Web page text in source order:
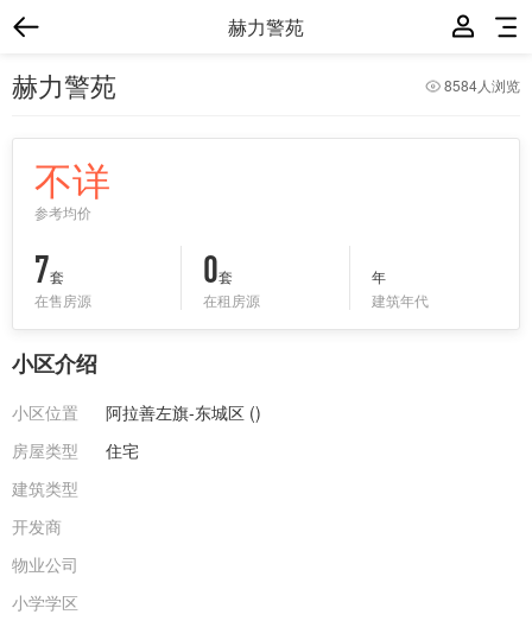
赫力警苑
赫力警苑 8584人浏览
不详
参考均价
7套
在售房源
0套
在租房源
年
建筑年代
小区介绍
小区位置 阿拉善左旗-东城区 ()
房屋类型
住宅
建筑类型
开发商
物业公司
小学学区